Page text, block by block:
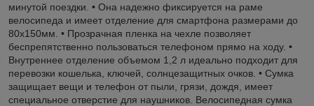
минутой поездки. • Она надежно фиксируется на раме
велосипеда и имеет отделение для смартфона размерами до
80х150мм. • Прозрачная пленка на чехле позволяет
беспрепятственно пользоваться телефоном прямо на ходу. •
Внутреннее отделение объемом 1,2 л идеально подходит для
перевозки кошелька, ключей, солнцезащитных очков. • Сумка
защищает вещи и телефон от пыли, грязи, дождя, имеет
специальное отверстие для наушников. Велосипедная сумка